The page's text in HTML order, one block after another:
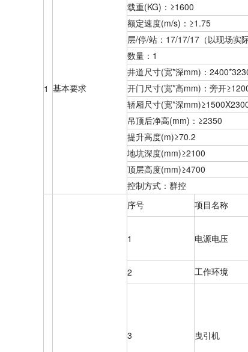
1 基本要求
载重(KG)：≥1600
额定速度(m/s)：≥1.75
层/停/站：17/17/17（以现场实
数量：1
井道尺寸(宽*深mm)：
开门尺寸(宽*高mm)：旁开
轿厢尺寸(宽*深
吊顶后净高(mm)：≥2350
提升高度(m)≥70.2
地坑深度(mm)≥2100
顶层高度(mm)≥4700
控制方式：群控
序号 项目名称
1 电源电压
2
工作环境
3 曳引机